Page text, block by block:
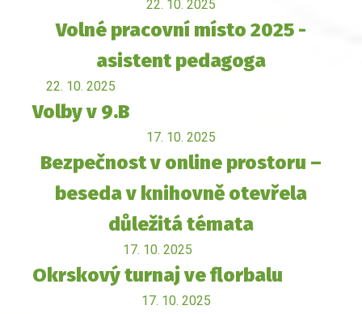
22. 10. 2025
Volné pracovní místo 2025 -
asistent pedagoga
22. 10. 2025
Volby v 9.B
17. 10. 2025
Bezpečnost v online prostoru –
beseda v knihovně otevřela
důležitá témata
17. 10. 2025
Okrskový turnaj ve florbalu
17. 10. 2025